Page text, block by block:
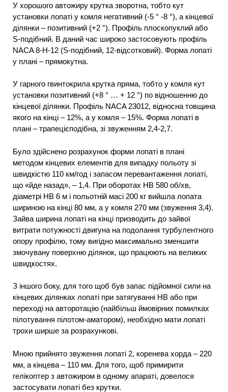
У хорошого автожиру крутка зворотна, тобто кут
установки лопаті у комля негативний (-5 ° -8 °), а кінцевої
ділянки – позитивний (+2 °). Профіль плоскопуклий або
S-подібний. В даний час широко застосовують профіль
NACA 8-Н-12 (S-подібний, 12-відсотковий). Форма лопаті
у плані – прямокутна.
У гарного гвинтокрила крутка пряма, тобто у комля кут
установки позитивний (+8 ° … + 12 °) по відношенню до
кінцевої ділянки. Профіль NACA 23012, відносна товщина
якого на кінці – 12%, а у комля – 15%. Форма лопаті в
плані – трапецієподібна, зі звуженням 2,4-2,7.
Було здійснено розрахунок форми лопаті в плані
методом кінцевих елементів для випадку польоту зі
швидкістю 110 км/год і запасом перевантаження лопаті,
що «йде назад», – 1,4. При оборотах НВ 580 об/хв,
діаметрі НВ 6 м і польотній масі 200 кг вийшла лопата
шириною на кінці 80 мм, а у комля 270 мм (звуження 3,4).
Зайва ширина лопаті на кінці призводить до зайвої
витрати потужності двигуна на подолання турбулентного
опору профілю, тому вигідно максимально зменшити
змочувану поверхню ділянок, що працюють на великих
швидкостях.
З іншого боку, для того щоб був запас підйомної сили на
кінцевих ділянках лопаті при затягуванні НВ або при
переході на авторотацію (найбільш ймовірних помилках
пілотування пілотом-аматором), необхідно мати лопаті
трохи ширше за розрахункові.
Мною прийнято звуження лопаті 2, коренева хорда – 220
мм, а кінцева – 110 мм. Для того, щоб примирити
гелікоптер з автожиром в одному апараті, довелося
застосувати лопаті без крутки.